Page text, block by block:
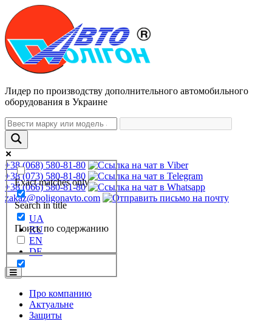
Лидер по производству дополнительного автомобильного
оборудования в Украине
Exact matches only
Search in title
Поиск по содержанию
+38 (068) 580-81-80
+38 (073) 580-81-80
+38 (066) 580-81-80
zakaz@poligonavto.com
UA
RU
EN
DE
Про компанию
Актуальне
Защиты